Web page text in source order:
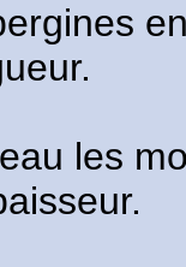
les